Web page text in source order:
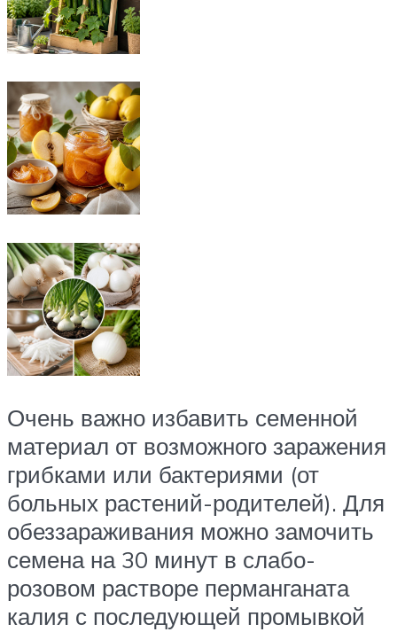
Очень важно избавить семенной
материал от возможного заражения
грибками или бактериями (от
больных растений-родителей). Для
обеззараживания можно замочить
семена на 30 минут в слабо-
розовом растворе перманганата
калия с последующей промывкой